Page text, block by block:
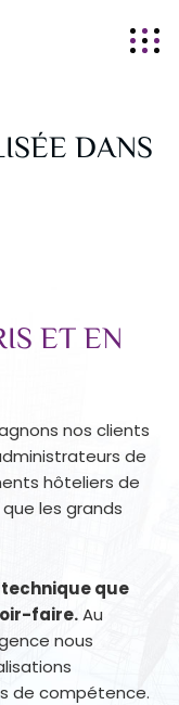
DANS
ET EN
nos clients
de
hôteliers de
les grands
que
faire.Au
nous
de compétence.